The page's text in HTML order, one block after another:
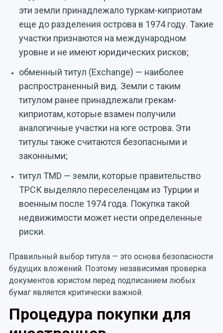
эти земли принадлежало туркам-киприотам
еще до разделения острова в 1974 году. Такие
участки признаются на международном
уровне и не имеют юридических рисков;
обменный титул (Exchange) — наиболее
распространенный вид. Земли с таким
титулом ранее принадлежали грекам-
киприотам, которые взамен получили
аналогичные участки на юге острова. Эти
титулы также считаются безопасными и
законными;
титул TMD — земли, которые правительство
ТРСК выделяло переселенцам из Турции и
военным после 1974 года. Покупка такой
недвижимости может нести определенные
риски.
Правильный выбор титула — это основа безопасности
будущих вложений. Поэтому независимая проверка
документов юристом перед подписанием любых
бумаг является критически важной.
Процедура покупки для